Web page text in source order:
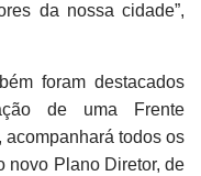
da nossa cidade”,
foram destacados
de uma Frente
acompanhará todos os
novo Plano Diretor, de